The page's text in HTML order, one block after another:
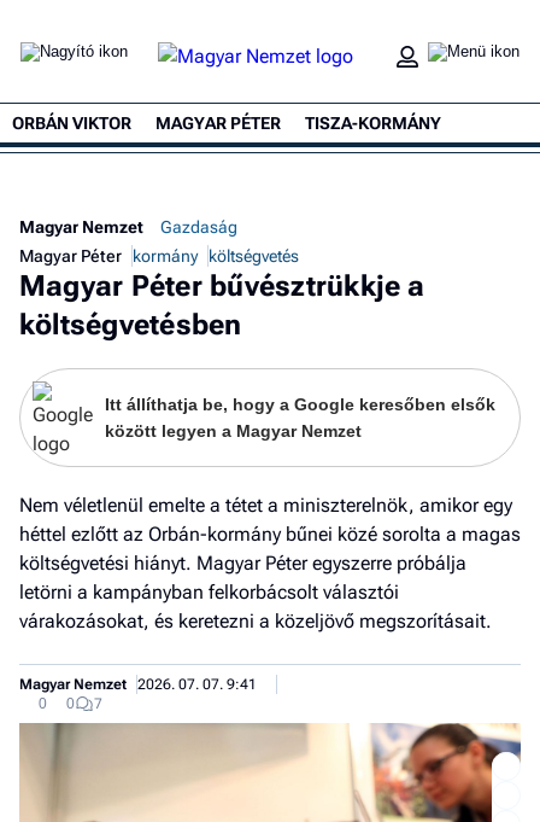
ORBÁN VIKTOR MAGYAR PÉTER TISZA-KORMÁNY
Magyar Nemzet
Gazdaság
Magyar Péter
kormány költségvetés
Magyar Péter bűvésztrükkje a
költségvetésben
Itt állíthatja be, hogy a Google keresőben elsők
között legyen a Magyar Nemzet
Nem véletlenül emelte a tétet a miniszterelnök, amikor egy
héttel ezlőtt az Orbán-kormány bűnei közé sorolta a magas
költségvetési hiányt. Magyar Péter egyszerre próbálja
letörni a kampányban felkorbácsolt választói
várakozásokat, és keretezni a közeljövő megszorításait.
Magyar Nemzet
2026. 07. 07. 9:41
0
0 7